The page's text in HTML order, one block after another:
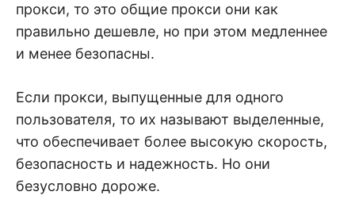
прокси, то это общие прокси они как
правильно дешевле, но при этом медленнее
и менее безопасны.
Если прокси, выпущенные для одного
пользователя, то их называют выделенные,
что обеспечивает более высокую скорость,
безопасность и надежность. Но они
безусловно дороже.